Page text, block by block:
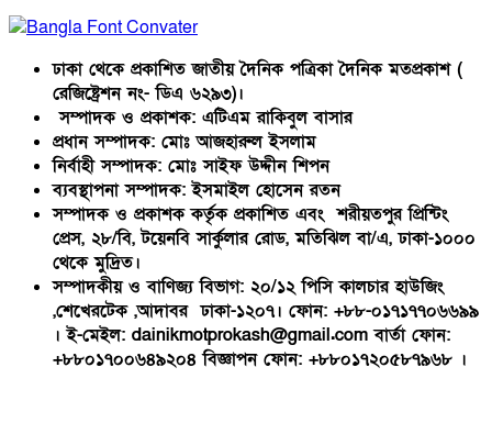
ঢাকা থেকে প্রকাশিত জাতীয় দৈনিক পত্রিকা দৈনিক মতপ্রকাশ (
রেজিষ্ট্রেশন নং- ডিএ ৬২৯৩)।
সম্পাদক ও প্রকাশক: এটিএম রাকিবুল বাসার
প্রধান সম্পাদক: মোঃ আজহারুল ইসলাম
নির্বাহী সম্পাদক: মোঃ সাইফ উদ্দীন শিপন
ব্যবস্থাপনা সম্পাদক: ইসমাইল হোসেন রতন
সম্পাদক ও প্রকাশক কর্তৃক প্রকাশিত এবং শরীয়তপুর প্রিন্টিং
প্রেস, ২৮/বি, টয়েনবি সার্কুলার রোড, মতিঝিল বা/এ, ঢাকা-১০০০
থেকে মুদ্রিত।
সম্পাদকীয় ও বাণিজ্য বিভাগ: ২০/১২ পিসি কালচার হাউজিং
,শেখেরটেক ,আদাবর ঢাকা-১২০৭। ফোন: +৮৮-০১৭১৭৭০৬৬৯৯
। ই-মেইল: dainikmotprokash@gmail.com বার্তা ফোন:
+৮৮০১৭০০৬৪৯২০৪ বিজ্ঞাপন ফোন: +৮৮০১৭২০৫৮৭৯৬৮ ।